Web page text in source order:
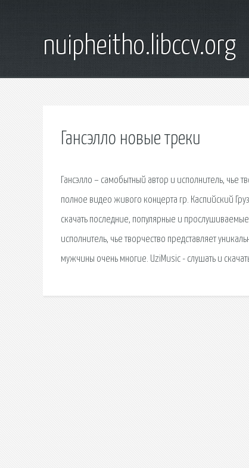
nuipheitho.libccv.org
Гансэлло новые треки
Гансэлло – самобытный автор и исполнитель, чье
полное видео живого концерта гр. Каспийский
скачать последние, популярные и
исполнитель, чье творчество представляет
мужчины очень многие. UziMusic - слушать и